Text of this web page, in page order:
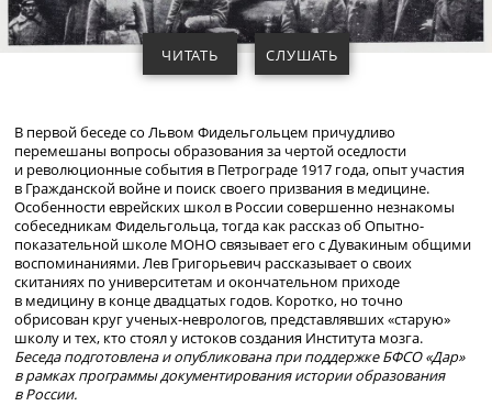
ЧИТАТЬ СЛУШАТЬ
В первой беседе со Львом Фидельгольцем причудливо
перемешаны вопросы образования за чертой оседлости
и революционные события в Петрограде 1917 года, опыт участия
в Гражданской войне и поиск своего призвания в медицине.
Особенности еврейских школ в России совершенно незнакомы
собеседникам Фидельгольца, тогда как рассказ об Опытно-
показательнойшколе МОНО связывает его с Дувакиным общими
воспоминаниями. Лев Григорьевич рассказывает о своих
скитаниях по университетам и окончательном приходе
в медицину в конце двадцатых годов. Коротко, но точно
обрисован кругученых-неврологов, представлявших «старую»
школу и тех, кто стоял у истоков создания Института мозга.
Беседа подготовлена и опубликована при поддержке БФСО «Дар»
в рамках программы документирования истории образования
в России.